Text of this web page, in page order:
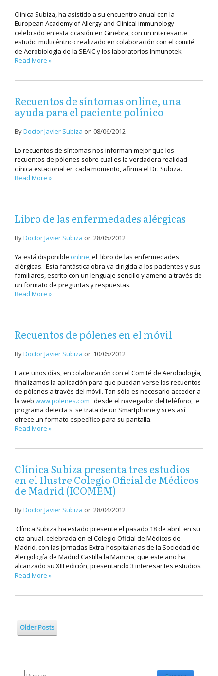
Clínica Subiza, ha asistido a su encuentro anual con la
European Academy of Allergy and Clinical immunology
celebrado en esta ocasión en Ginebra, con un interesante
estudio multicéntrico realizado en colaboración con el comité
de Aerobiología de la SEAIC y los laboratorios Inmunotek.
Read More »
Recuentos de síntomas online, una
ayuda para el paciente polínico
ByDoctor Javier Subiza on 08/06/2012
Lo recuentos de síntomas nos informan mejor que los
recuentos de pólenes sobre cual es la verdadera realidad
clínica estacional en cada momento, afirma el Dr. Subiza.
Read More »
Libro de las enfermedades alérgicas
ByDoctor Javier Subiza on 28/05/2012
Ya está disponible online, el libro de las enfermedades
alérgicas. Esta fantástica obra va dirigida a los pacientes y sus
familiares, escrito con un lenguaje sencillo y ameno a través de
un formato de preguntas y respuestas.
Read More »
Recuentos de pólenes en el móvil
ByDoctor Javier Subiza on 10/05/2012
Hace unos días, en colaboración con el Comité de Aerobiología,
finalizamos la aplicación para que puedan verse los recuentos
de pólenes a través del móvil. Tan sólo es necesario acceder a
la web www.polenes.com desde el navegador del teléfono, el
programa detecta si se trata de un Smartphone y si es así
ofrece un formato específico para su pantalla.
Read More »
Clínica Subiza presenta tres estudios
en el Ilustre Colegio Oficial de Médicos
de Madrid (ICOMEM)
ByDoctor Javier Subiza on 28/04/2012
Clínica Subiza ha estado presente el pasado 18 de abril en su
cita anual, celebrada en el Colegio Oficial de Médicos de
Madrid, con las jornadas Extra-hospitalarias de la Sociedad de
Alergología de Madrid Castilla la Mancha, que este año ha
alcanzado su XIII edición, presentando 3 interesantes estudios.
Read More »
Older Posts